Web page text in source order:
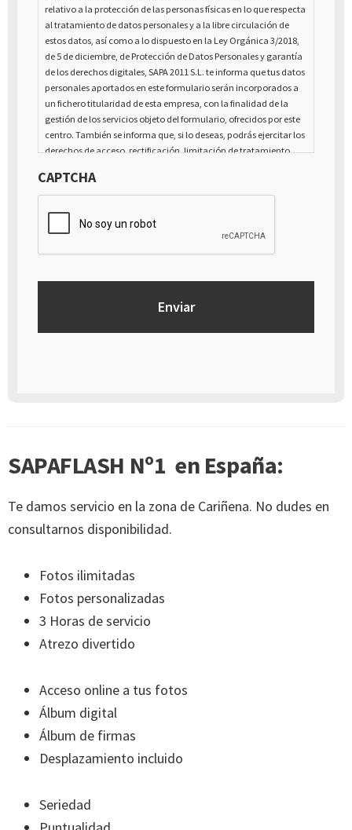
relativo a la protección de las personas físicas en lo que respecta
al tratamiento de datos personales y a la libre circulación de
estos datos, así como a lo dispuesto en la Ley Orgánica 3/2018,
de 5 de diciembre, de Protección de Datos Personales y garantía
de los derechos digitales, SAPA 2011 S.L. te informa que tus datos
personales aportados en este formulario serán incorporados a
un fichero titularidad de esta empresa, con la finalidad de la
gestión de los servicios objeto del formulario, ofrecidos por este
centro. También se informa que, si lo deseas, podrás ejercitar los
derechos de acceso, rectificación, limitación de tratamiento,
de carácter personal, así como a la retirada del consentimiento
prestado para el tratamiento de los mismos, mediante escrito
dirigido a la dirección Calle Italia núm. 1 Alfaz del Pí (03580),
Alicante - España
CAPTCHA
SAPAFLASH Nº1 en España:
Te damos servicio en la zona de Cariñena. No dudes en
consultarnos disponibilidad.
Fotos ilimitadas
Fotos personalizadas
3 Horas de servicio
Atrezo divertido
Acceso online a tus fotos
Álbum digital
Álbum de firmas
Desplazamiento incluido
Seriedad